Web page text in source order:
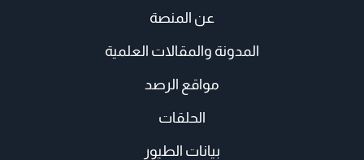
عن المنصة
المدونة والمقالات العلمية
مواقع الرصد
الحلقات
بيانات الطيور